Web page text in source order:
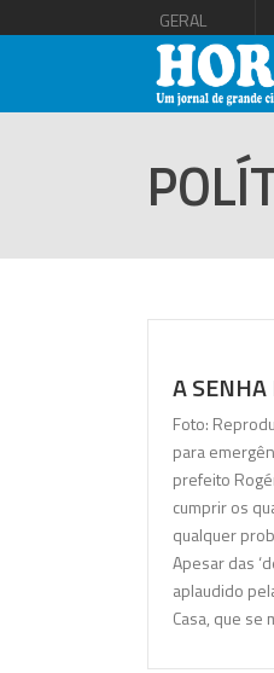
GERAL
A
Foto:
para
prefeito
cumprir os
qualquer
Apesar das
aplaudido
Casa, que se